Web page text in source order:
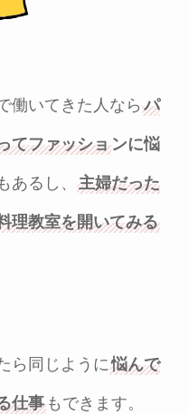
働いてきた人なら パ
てファッションに悩
あるし、 主婦だった
理教室を開いてみる
ら同じように悩んで
仕事もできます。